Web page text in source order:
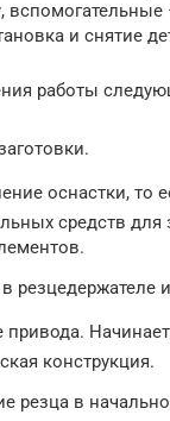
вспомогательные
и снятие
работы
оснастки, то
средств для
резцедержателе
привода.
конструкция.
резца в